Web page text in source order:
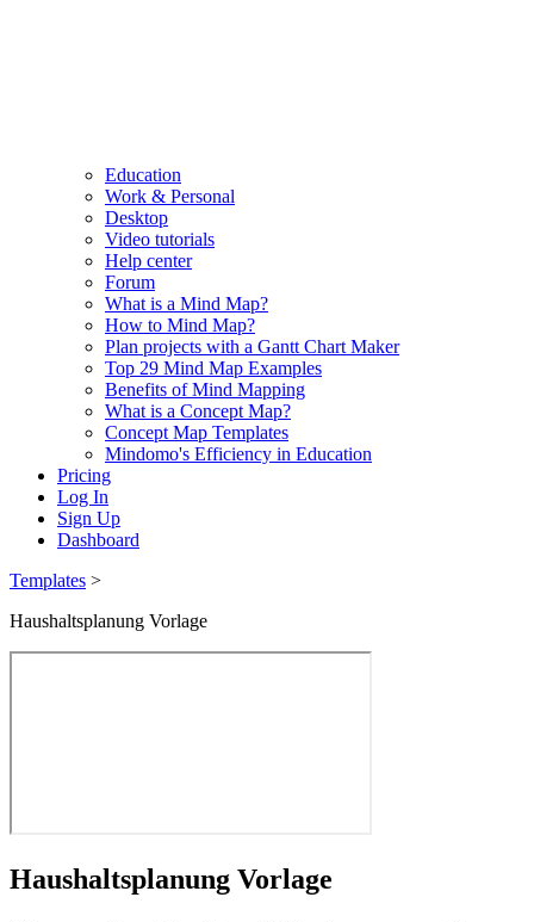
Education
Work & Personal
Desktop
Video tutorials
Help center
Forum
What is a Mind Map?
How to Mind Map?
Plan projects with a Gantt Chart Maker
Top 29 Mind Map Examples
Benefits of Mind Mapping
What is a Concept Map?
Concept Map Templates
Mindomo's Efficiency in Education
Pricing
Log In
Sign Up
Dashboard
Templates >
Haushaltsplanung Vorlage
Haushaltsplanung Vorlage